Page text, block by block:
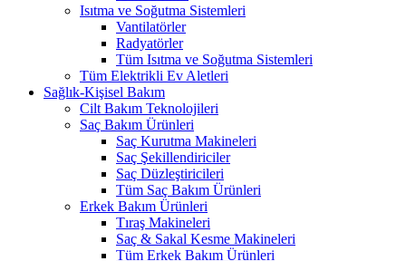
Isıtma ve Soğutma Sistemleri
Vantilatörler
Radyatörler
Tüm Isıtma ve Soğutma Sistemleri
Tüm Elektrikli Ev Aletleri
Sağlık-Kişisel Bakım
Cilt Bakım Teknolojileri
Saç Bakım Ürünleri
Saç Kurutma Makineleri
Saç Şekillendiriciler
Saç Düzleştiricileri
Tüm Saç Bakım Ürünleri
Erkek Bakım Ürünleri
Tıraş Makineleri
Saç & Sakal Kesme Makineleri
Tüm Erkek Bakım Ürünleri